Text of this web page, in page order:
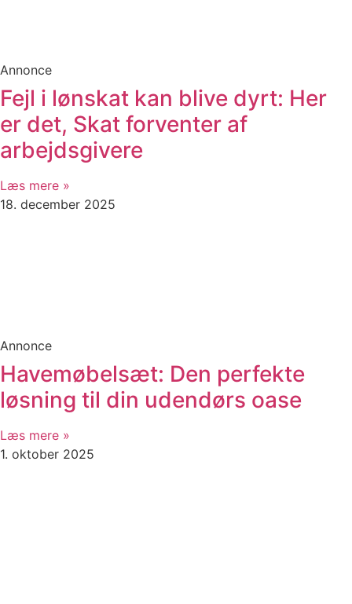
Annonce
Fejl i lønskat kan blive dyrt: Her
er det, Skat forventer af
arbejdsgivere
Læs mere »
18. december 2025
Annonce
Havemøbelsæt: Den perfekte
løsning til din udendørs oase
Læs mere »
1. oktober 2025